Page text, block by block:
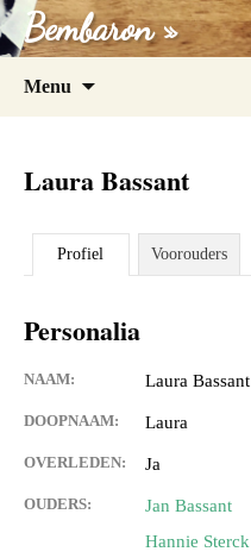
Bembaron »
Menu
Laura Bassant
Profiel Voorouders
Personalia
NAAM: Laura Bassant
DOOPNAAM: Laura
OVERLEDEN: Ja
OUDERS:
Jan Bassant
Hannie Sterck